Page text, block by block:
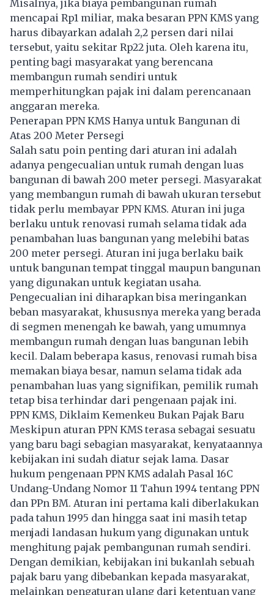
Misalnya, jika biaya pembangunan rumah
mencapai Rp1 miliar, maka besaran PPN KMS yang
harus dibayarkan adalah 2,2 persen dari nilai
tersebut, yaitu sekitar Rp22 juta. Oleh karena itu,
penting bagi masyarakat yang berencana
membangun rumah sendiri untuk
memperhitungkan pajak ini dalam perencanaan
anggaran mereka.
Penerapan PPN KMS Hanya untuk Bangunan di
Atas 200 Meter Persegi
Salah satu poin penting dari aturan ini adalah
adanya pengecualian untuk rumah dengan luas
bangunan di bawah 200 meter persegi. Masyarakat
yang membangun rumah di bawah ukuran tersebut
tidak perlu membayar PPN KMS. Aturan ini juga
berlaku untuk renovasi rumah selama tidak ada
penambahan luas bangunan yang melebihi batas
200 meter persegi. Aturan ini juga berlaku baik
untuk bangunan tempat tinggal maupun bangunan
yang digunakan untuk kegiatan usaha.
Pengecualian ini diharapkan bisa meringankan
beban masyarakat, khususnya mereka yang berada
di segmen menengah ke bawah, yang umumnya
membangun rumah dengan luas bangunan lebih
kecil. Dalam beberapa kasus, renovasi rumah bisa
memakan biaya besar, namun selama tidak ada
penambahan luas yang signifikan, pemilik rumah
tetap bisa terhindar dari pengenaan pajak ini.
PPN KMS, Diklaim Kemenkeu Bukan Pajak Baru
Meskipun aturan PPN KMS terasa sebagai sesuatu
yang baru bagi sebagian masyarakat, kenyataannya
kebijakan ini sudah diatur sejak lama. Dasar
hukum pengenaan PPN KMS adalah Pasal 16C
Undang-Undang Nomor 11 Tahun 1994 tentang PPN
dan PPn BM. Aturan ini pertama kali diberlakukan
pada tahun 1995 dan hingga saat ini masih tetap
menjadi landasan hukum yang digunakan untuk
menghitung pajak pembangunan rumah sendiri.
Dengan demikian, kebijakan ini bukanlah sebuah
pajak baru yang dibebankan kepada masyarakat,
melainkan pengaturan ulang dari ketentuan yang